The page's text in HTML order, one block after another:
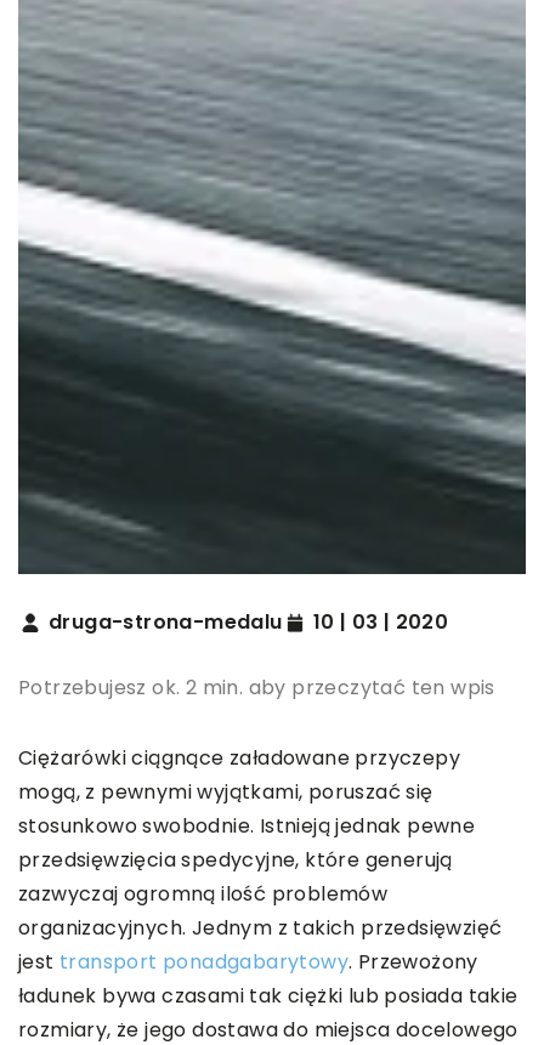
druga-strona-medalu 10 | 03 | 2020
Potrzebujesz ok. 2 min. aby przeczytać ten wpis
Ciężarówki ciągnące załadowane przyczepy
mogą, z pewnymi wyjątkami, poruszać się
stosunkowo swobodnie. Istnieją jednak pewne
przedsięwzięcia spedycyjne, które generują
zazwyczaj ogromną ilość problemów
organizacyjnych. Jednym z takich przedsięwzięć
jest transport ponadgabarytowy. Przewożony
ładunek bywa czasami tak ciężki lub posiada takie
rozmiary, że jego dostawa do miejsca docelowego